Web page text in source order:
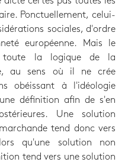
Ponctuellement, celui-
sociales, d'ordre
européenne. Mais le
toute la logique de la
au sens où il ne crée
obéissant à l'idéologie
définition afin de s'en
Une solution
tend donc vers
qu'une solution non
tend vers une solution